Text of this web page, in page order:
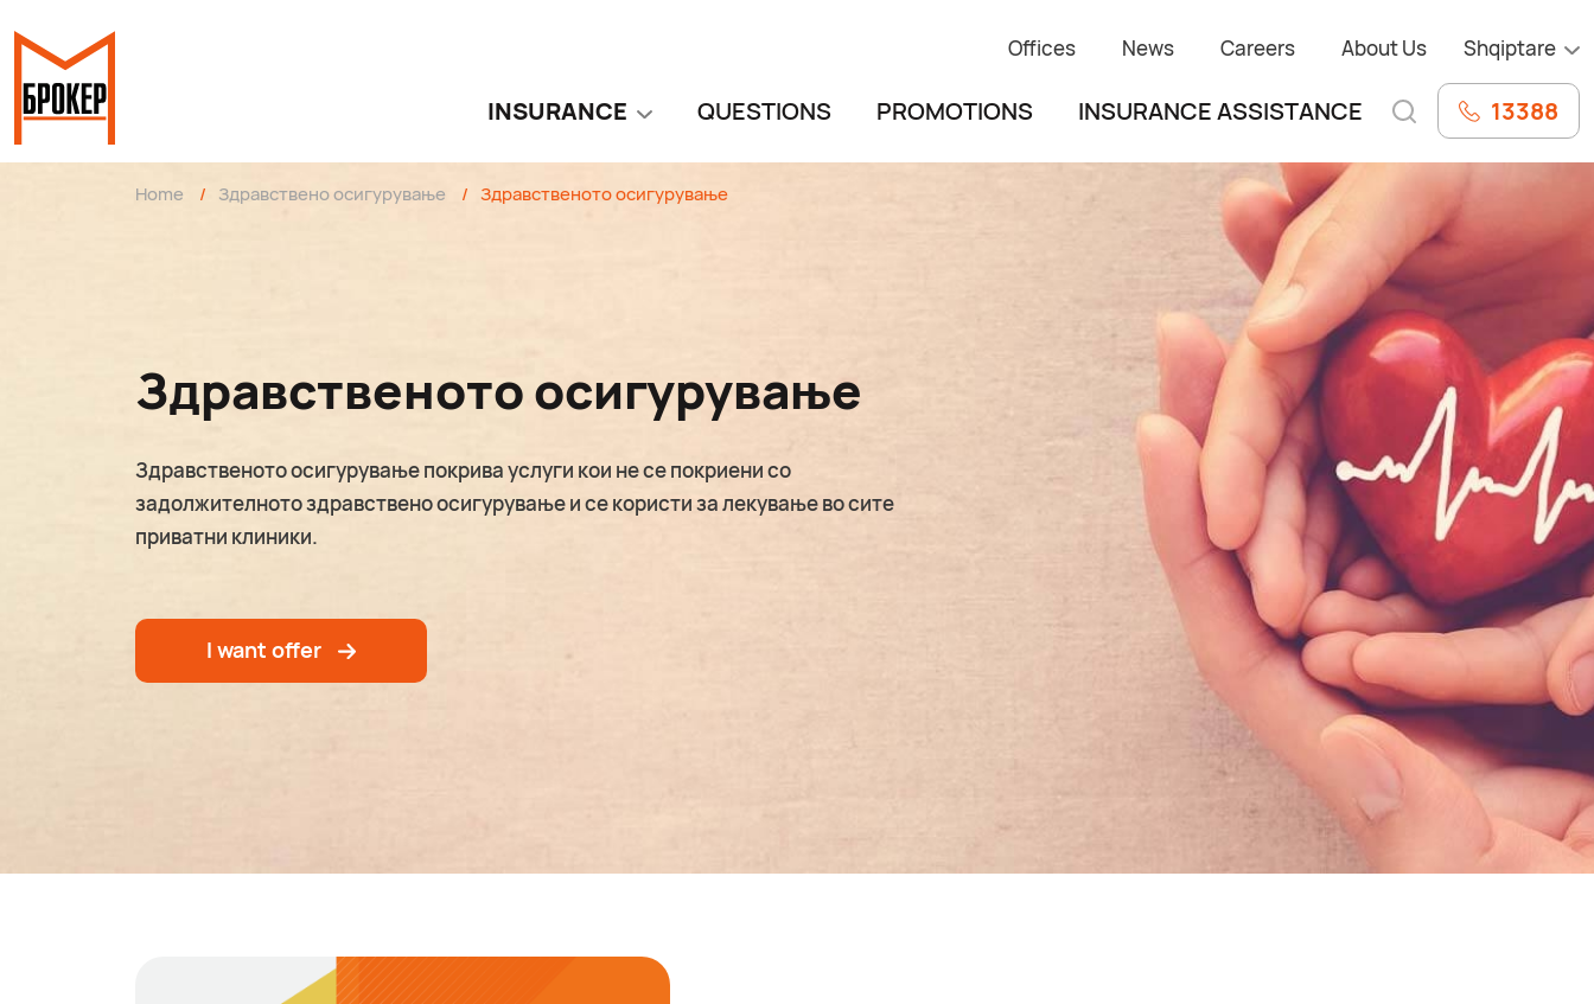
Offices News Careers About Us Shqiptare
INSURANCE QUESTIONS PROMOTIONS INSURANCE ASSISTANCE 13388
Home / Здравствено осигурување / Здравственото осигурување
Здравственото осигурување
Здравственото осигурување покрива услуги кои не се покриени со
задолжителното здравствено осигурување и се користи за лекување во сите
приватни клиники.
I want offer